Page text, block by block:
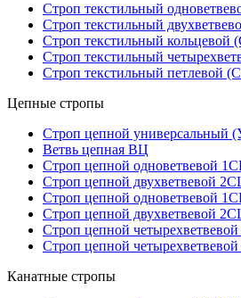
Строп текстильный
Строп текстильный
Строп текстильный кольцевой
Строп текстильный
Строп текстильный петлевой
Цепные стропы
Строп цепной универсальный
Ветвь цепная ВЦ
Строп цепной одноветвевой
Строп цепной двухветвевой
Строп цепной одноветвевой
Строп цепной двухветвевой
Строп цепной
Строп цепной
Канатные стропы